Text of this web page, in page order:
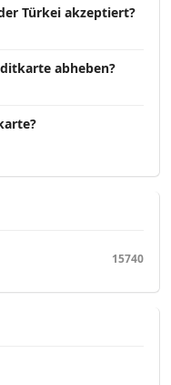
Türkei akzeptiert?
abheben?
15740